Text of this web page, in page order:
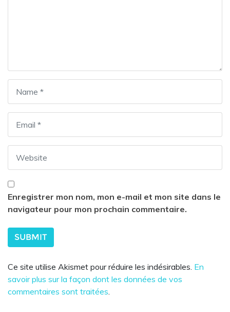
Enregistrer mon nom, mon e-mail et mon site dans le
navigateur pour mon prochain commentaire.
Ce site utilise Akismet pour réduire les indésirables. En
savoir plus sur la façon dont les données de vos
commentaires sont traitées.